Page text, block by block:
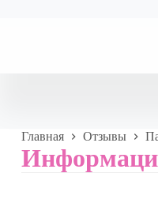
Главная Отзывы